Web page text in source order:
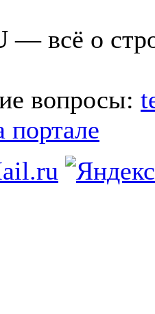
— всё о
вопросы:
портале